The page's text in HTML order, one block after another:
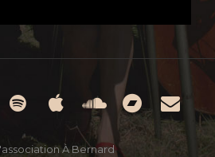
Spotify
Apple
Music
À Bernard